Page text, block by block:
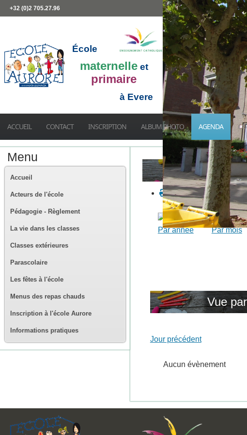
+32 (0)2 705.27.96
École
maternelle et
primaire
à Evere
ACCUEIL CONTACT INSCRIPTION ALBUM PHOTO AGENDA
Menu
Accueil
Acteurs de l'école
Pédagogie - Règlement
La vie dans les classes
Classes extérieures
Parascolaire
Les fêtes à l'école
Menus des repas chauds
Inscription à l'école Aurore
Informations pratiques
Par année Par mois
Vue
Jour précédent
Aucun évènement